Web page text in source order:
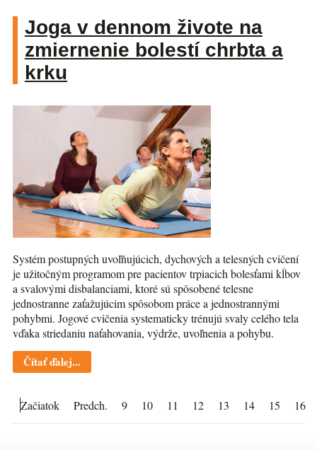
Joga v dennom živote na
zmiernenie bolestí chrbta a
krku
Systém postupných uvoľňujúcich, dychových a telesných cvičení
je užitočným programom pre pacientov trpiacich bolesťami kĺbov
a svalovými disbalanciami, ktoré sú spôsobené telesne
jednostranne zaťažujúcim spôsobom práce a jednostrannými
pohybmi. Jogové cvičenia systematicky trénujú svaly celého tela
vďaka striedaniu naťahovania, výdrže, uvoľnenia a pohybu.
Čítať ďalej...
Začiatok Predch. 9 10 11 12 13 14 15 16